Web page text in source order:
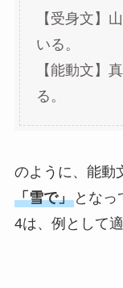
【受身文】
いる。
【能動文】
る。
のように、能動
「雪で」となっ
4は、例として